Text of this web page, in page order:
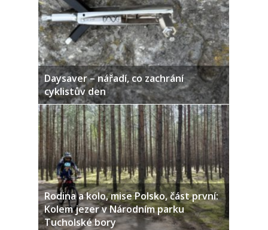
Daysaver – nářadí, co zachrání
cyklistův den
Rodina a kolo, mise Polsko, část první:
Kolem jezer v Národním parku
Tucholské bory